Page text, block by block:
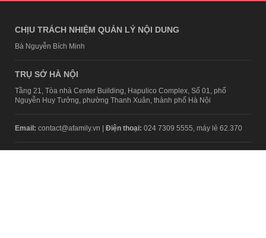
CHỊU TRÁCH NHIỆM QUẢN LÝ NỘI DUNG
Bà Nguyễn Bích Minh
TRỤ SỞ HÀ NỘI
Tầng 21, Tòa nhà Center Building, Hapulico Complex, Số 01, phố
Nguyễn Huy Tưởng, phường Thanh Xuân, thành phố Hà Nội
Email: contact@afamily.vn | Điện thoại: 024 7309 5555, máy lẻ 62.370